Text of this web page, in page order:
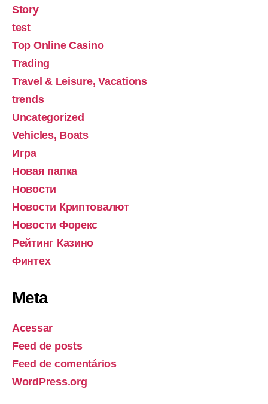
Story
test
Top Online Casino
Trading
Travel & Leisure, Vacations
trends
Uncategorized
Vehicles, Boats
Игра
Новая папка
Новости
Новости Криптовалют
Новости Форекс
Рейтинг Казино
Финтех
Meta
Acessar
Feed de posts
Feed de comentários
WordPress.org